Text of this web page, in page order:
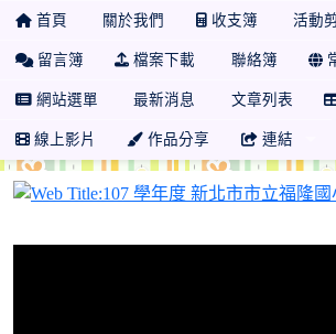
首頁 關於我們 收支簿 活動
留言簿 檔案下載 聯絡簿
網站選單 最新消息 文章列表
線上影片 作品分享 連結